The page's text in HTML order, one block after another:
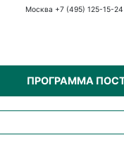
Москва +7 (495) 125-15-24
ПРОГРАММА